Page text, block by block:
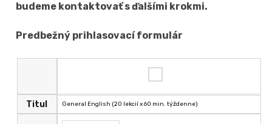
budeme kontaktovať s ďalšími krokmi.
Predbežný prihlasovací formulár
Titul General English (20 lekcií x 60 min. týždenne)